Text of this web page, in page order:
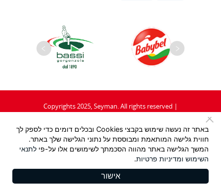
Copyrights 2025, Seyman. All rights reserved |
מדיניות פרטיות
Design: / Tzeela Levin Peled |
באתר זה נעשה שימוש בקבצי Cookies ובכלים דומים כדי לספק לך
חווית גלישה המותאמת ומבוססת על נתוני הגלישה שלך באתר.
המשך הגלישה באתר מהווה הסכמתך לשימושים אלו על-פי לתנאי
השימוש ומדיניות פרטיות.
אישור